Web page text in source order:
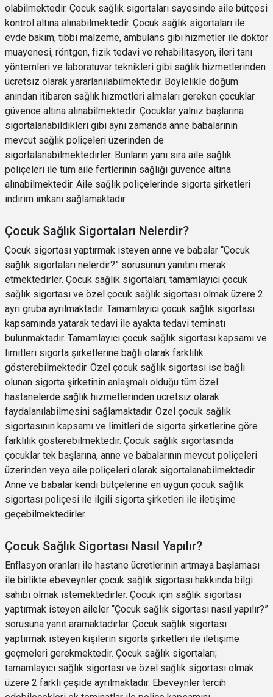
olabilmektedir. Çocuk sağlık sigortaları sayesinde aile bütçesi
kontrol altına alınabilmektedir. Çocuk sağlık sigortaları ile
evde bakım, tıbbi malzeme, ambulans gibi hizmetler ile doktor
muayenesi, röntgen, fizik tedavi ve rehabilitasyon, ileri tanı
yöntemleri ve laboratuvar teknikleri gibi sağlık hizmetlerinden
ücretsiz olarak yararlanılabilmektedir. Böylelikle doğum
anından itibaren sağlık hizmetleri almaları gereken çocuklar
güvence altına alınabilmektedir. Çocuklar yalnız başlarına
sigortalanabildikleri gibi aynı zamanda anne babalarının
mevcut sağlık poliçeleri üzerinden de
sigortalanabilmektedirler. Bunların yanı sıra aile sağlık
poliçeleri ile tüm aile fertlerinin sağlığı güvence altına
alınabilmektedir. Aile sağlık poliçelerinde sigorta şirketleri
indirim imkanı sağlamaktadır.
Çocuk Sağlık Sigortaları Nelerdir?
Çocuk sigortası yaptırmak isteyen anne ve babalar “Çocuk
sağlık sigortaları nelerdir?” sorusunun yanıtını merak
etmektedirler. Çocuk sağlık sigortaları; tamamlayıcı çocuk
sağlık sigortası ve özel çocuk sağlık sigortası olmak üzere 2
ayrı gruba ayrılmaktadır. Tamamlayıcı çocuk sağlık sigortası
kapsamında yatarak tedavi ile ayakta tedavi teminatı
bulunmaktadır. Tamamlayıcı çocuk sağlık sigortası kapsamı ve
limitleri sigorta şirketlerine bağlı olarak farklılık
gösterebilmektedir. Özel çocuk sağlık sigortası ise bağlı
olunan sigorta şirketinin anlaşmalı olduğu tüm özel
hastanelerde sağlık hizmetlerinden ücretsiz olarak
faydalanılabilmesini sağlamaktadır. Özel çocuk sağlık
sigortasının kapsamı ve limitleri de sigorta şirketlerine göre
farklılık gösterebilmektedir. Çocuk sağlık sigortasında
çocuklar tek başlarına, anne ve babalarının mevcut poliçeleri
üzerinden veya aile poliçeleri olarak sigortalanabilmektedir.
Anne ve babalar kendi bütçelerine en uygun çocuk sağlık
sigortası poliçesi ile ilgili sigorta şirketleri ile iletişime
geçebilmektedirler.
Çocuk Sağlık Sigortası Nasıl Yapılır?
Enflasyon oranları ile hastane ücretlerinin artmaya başlaması
ile birlikte ebeveynler çocuk sağlık sigortası hakkında bilgi
sahibi olmak istemektedirler. Çocuk için sağlık sigortası
yaptırmak isteyen aileler “Çocuk sağlık sigortası nasıl yapılır?”
sorusuna yanıt aramaktadırlar. Çocuk sağlık sigortası
yaptırmak isteyen kişilerin sigorta şirketleri ile iletişime
geçmeleri gerekmektedir. Çocuk sağlık sigortaları;
tamamlayıcı sağlık sigortası ve özel sağlık sigortası olmak
üzere 2 farklı çeşide ayrılmaktadır. Ebeveynler tercih